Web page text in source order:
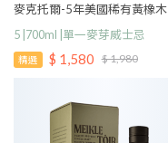
麥克托爾-5年美國稀有黃橡木
5 |700ml |單一麥芽威士忌
精選 $ 1,580 $ 1,980